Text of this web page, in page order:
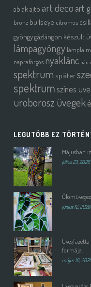
ablak ajtó art deco art
bronz bullseye citromos
gyöngygázlángon készült
lámpagyöngy lámpla
napraforgós nyaklánc
spektrum spiáter
spektrumszínes
uroborosz üvegek
LEGUTÓBB EZ
Májusban
július 23, 2026
június 12, 2026
formája.
május 18,